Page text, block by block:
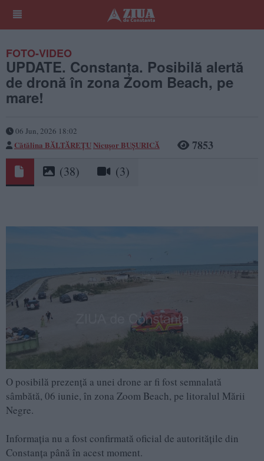
FOTO-VIDEO
UPDATE. Constanța. Posibilă alertă
de dronă în zona Zoom Beach, pe
mare!
06 Jun, 2026 18:02
Cătălina BĂLTĂREȚUNicușor BUȘURICĂ 7853
(38) (3)
O posibilă prezență a unei drone ar fi fost semnalată
sâmbătă, 06 iunie, în zona Zoom Beach, pe litoralul Mării
Negre.
Informația nu a fost confirmată oficial de autoritățile din
Constanța până în acest moment.